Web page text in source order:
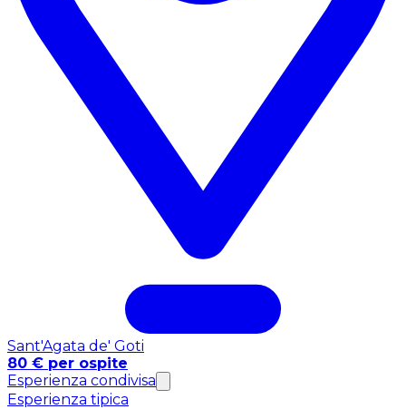
Sant'Agata de' Goti
80 € per ospite
Esperienza condivisa
Esperienza tipica